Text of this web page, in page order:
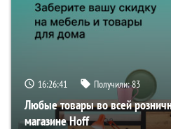
16:26:40 Получили:83
Любые товары во всей
магазине Hoff